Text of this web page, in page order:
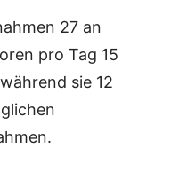
27 an
pro Tag 15
sie 12